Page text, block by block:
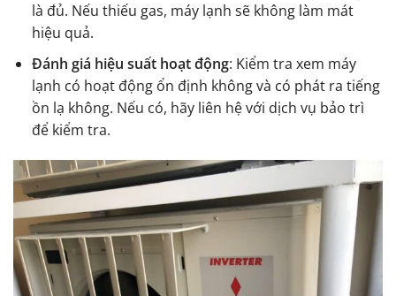
là đủ. Nếu thiếu gas, máy lạnh sẽ không làm mát
hiệu quả.
Đánh giá hiệu suất hoạt động: Kiểm tra xem máy
lạnh có hoạt động ổn định không và có phát ra tiếng
ồn lạ không. Nếu có, hãy liên hệ với dịch vụ bảo trì
để kiểm tra.